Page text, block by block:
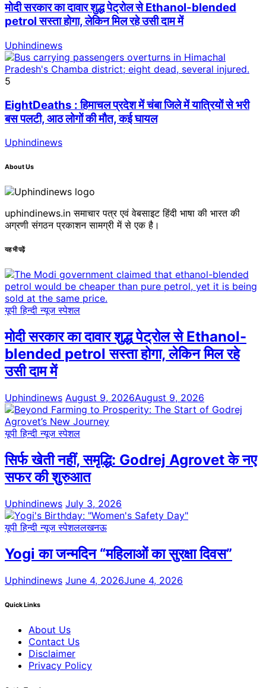
मोदी सरकार का दावार शुद्ध पेट्रोल से Ethanol-blended
petrol सस्ता होगा, लेकिन मिल रहे उसी दाम में
Uphindinews
5
EightDeaths : हिमाचल प्रदेश में चंबा जिले में यात्रियों से भरी
बस पलटी, आठ लोगों की मौत, कई घायल
Uphindinews
About Us
uphindinews.in समाचार पत्र एवं वेबसाइट हिंदी भाषा की भारत की
अग्रणी संगठन प्रकाशन सामग्री में से एक है।
यह भी पढ़ें
यूपी हिन्दी न्यूज स्पेशल
मोदी सरकार का दावार शुद्ध पेट्रोल से Ethanol-
blended petrol सस्ता होगा, लेकिन मिल रहे
उसी दाम में
Uphindinews August 9, 2026August 9, 2026
यूपी हिन्दी न्यूज स्पेशल
सिर्फ खेती नहीं, समृद्धि: Godrej Agrovet के नए
सफर की शुरुआत
Uphindinews July 3, 2026
यूपी हिन्दी न्यूज स्पेशललखनऊ
Yogi का जन्मदिन “महिलाओं का सुरक्षा दिवस”
Uphindinews June 4, 2026June 4, 2026
Quick Links
About Us
Contact Us
Disclaimer
Privacy Policy